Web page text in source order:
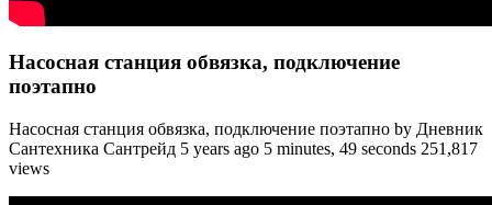
Насосная станция обвязка, подключение
поэтапно
Насосная станция обвязка, подключение поэтапно by Дневник
Сантехника Сантрейд 5 years ago 5 minutes, 49 seconds 251,817
views